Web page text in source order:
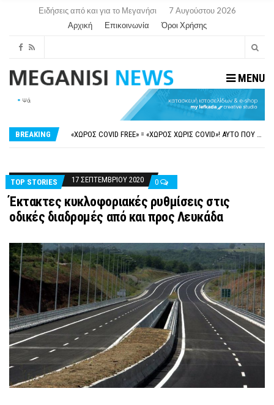
Ειδήσεις από και για το Μεγανήσι
7 Αυγούστου 2026
Αρχική
Επικοινωνία Όροι Χρήσης
MENU
BREAKING
ΝΥΔΡΊ:ΠΙΆΣΤΗΚΑΝ ΣΤΟ ΞΎΛΟ ΟΙ ΙΔΙΟΚΤΉΤΕΣ ΤΟΥΡΙΣΤΙΚΏΝ ΣΚΑΦΏΝ.
«ΧΏΡΟΣ COVID FREE» = «ΧΏΡΟΣ ΧΩΡΊΣ COVID»! ΑΥΤΌ ΠΟΥ ΚΑΝΕΊΣ ΔΕΝ ΈΧΕΙ ΤΟΛΜΉΣΕΙ ΝΑ ΡΩΤΉΣΕΙ
ΠΕΡΊ ΑΝΑΣΤΟΛΉΣ ΝΗΠΙΑΓΩΓΕΊΩΝ ΣΤΗ ΛΕΥΚΆΔΑ
TOP STORIES
17 ΣΕΠΤΕΜΒΡΊΟΥ 2020 0
Έκτακτες κυκλοφοριακές ρυθμίσεις στις
οδικές διαδρομές από και προς Λευκάδα